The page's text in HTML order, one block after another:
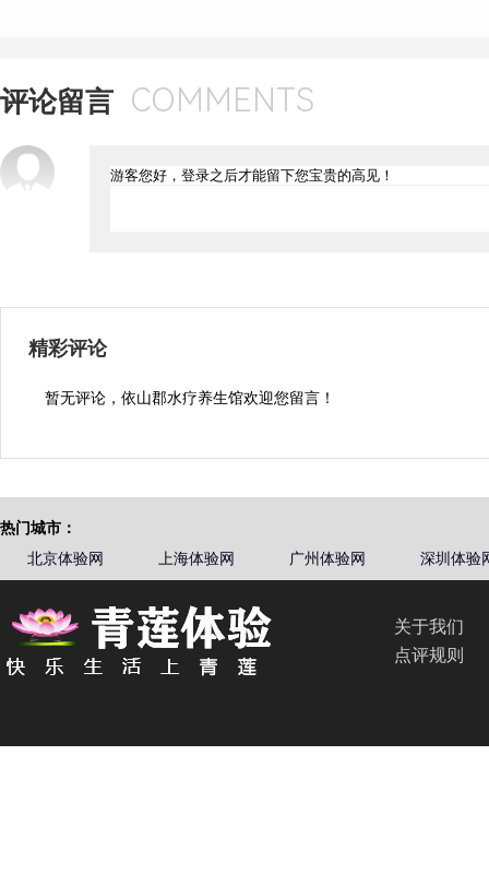
评论留言 COMMENTS
精彩评论
暂无评论，依山郡水疗养生馆欢迎您留言！
热门城市：
北京体验网
上海体验网 广州体验网 深圳体验
关于我们
点评规则